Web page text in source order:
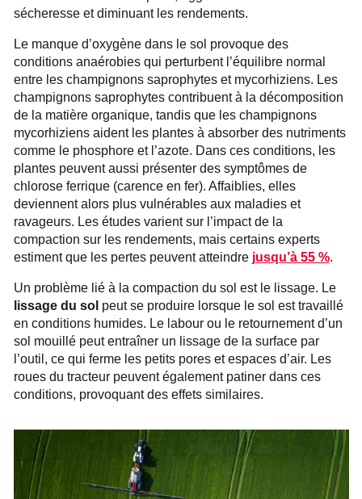
sécheresse et diminuant les rendements.
Le manque d’oxygène dans le sol provoque des
conditions anaérobies qui perturbent l’équilibre normal
entre les champignons saprophytes et mycorhiziens. Les
champignons saprophytes contribuent à la décomposition
de la matière organique, tandis que les champignons
mycorhiziens aident les plantes à absorber des nutriments
comme le phosphore et l’azote. Dans ces conditions, les
plantes peuvent aussi présenter des symptômes de
chlorose ferrique (carence en fer). Affaiblies, elles
deviennent alors plus vulnérables aux maladies et
ravageurs. Les études varient sur l’impact de la
compaction sur les rendements, mais certains experts
estiment que les pertes peuvent atteindre jusqu’à 55 %.
Un problème lié à la compaction du sol est le lissage. Le
lissage du sol peut se produire lorsque le sol est travaillé
en conditions humides. Le labour ou le retournement d’un
sol mouillé peut entraîner un lissage de la surface par
l’outil, ce qui ferme les petits pores et espaces d’air. Les
roues du tracteur peuvent également patiner dans ces
conditions, provoquant des effets similaires.